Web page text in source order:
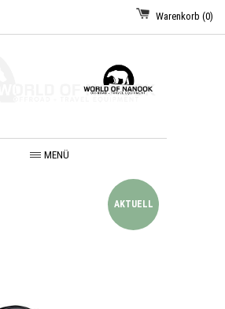
Warenkorb (0)
MENÜ
AKTUELL